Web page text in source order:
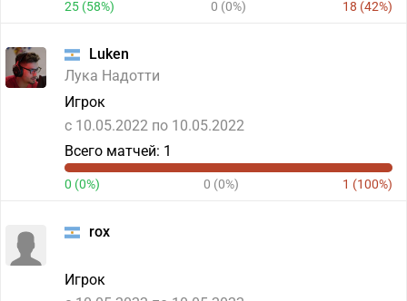
25 (58%) 0 (0%) 18 (42%)
Luken
Лука Надотти
Игрок
c 10.05.2022 по 10.05.2022
Всего матчей: 1
0 (0%) 0 (0%) 1 (100%)
rox
Игрок